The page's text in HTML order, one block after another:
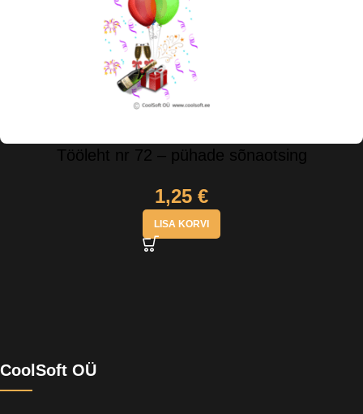
Tööleht nr 72 – pühade sõnaotsing
1,25 €
LISA KORVI
CoolSoft OÜ